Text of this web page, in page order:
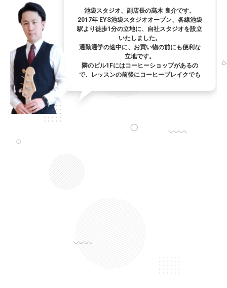
池袋スタジオ、副店長の髙木 良介です。
2017年 EYS池袋スタジオオープン、各線池袋
駅より徒歩1分の立地に、自社スタジオを設立
いたしました。
通勤通学の途中に、お買い物の前にも便利な
立地です。
隣のビル1Fにはコーヒーショップがあるの
で、レッスンの前後にコーヒーブレイクでも